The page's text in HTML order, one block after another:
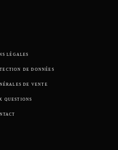
LÉGALES
DE DONNÉES
DE VENTE
QUESTIONS